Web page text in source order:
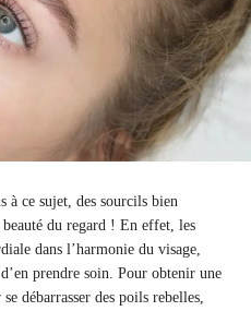
à ce sujet, des sourcils bien
du regard ! En effet, les
dans l’harmonie du visage,
prendre soin. Pour obtenir une
débarrasser des poils rebelles,